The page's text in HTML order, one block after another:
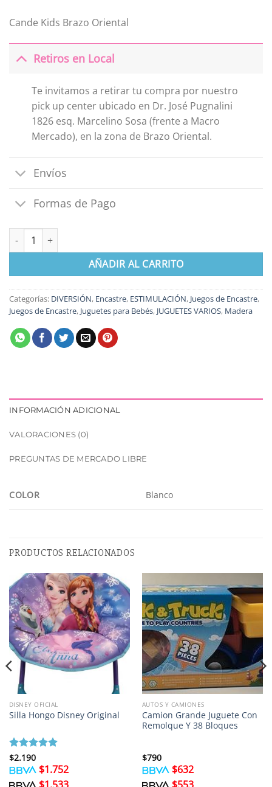
Cande Kids Brazo Oriental
Retiros en Local
Te invitamos a retirar tu compra por nuestro
pick up center ubicado en Dr. José Pugnalini
1826 esq. Marcelino Sosa (frente a Macro
Mercado), en la zona de Brazo Oriental.
Envíos
Formas de Pago
Juguete Didactico Madera Encastre cantidad
AÑADIR AL CARRITO
Categorías: DIVERSIÓN, Encastre, ESTIMULACIÓN, Juegos de Encastre,
Juegos de Encastre, Juguetes para Bebés, JUGUETES VARIOS, Madera
INFORMACIÓN ADICIONAL
VALORACIONES (0)
PREGUNTAS DE MERCADO LIBRE
COLOR Blanco
PRODUCTOS RELACIONADOS
DISNEY OFICIAL
Silla Hongo Disney Original
Valorado
con 5de 5
$2.190
$1.752
AUTOS Y CAMIONES
Camion Grande Juguete Con
Remolque Y 38 Bloques
$790
$632